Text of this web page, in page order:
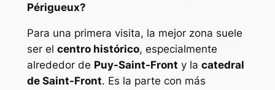
Périgueux?
Para una primera visita, la mejor zona suele
ser el centro histórico, especialmente
alrededor de Puy-Saint-Front y la catedral
de Saint-Front. Es la parte con más